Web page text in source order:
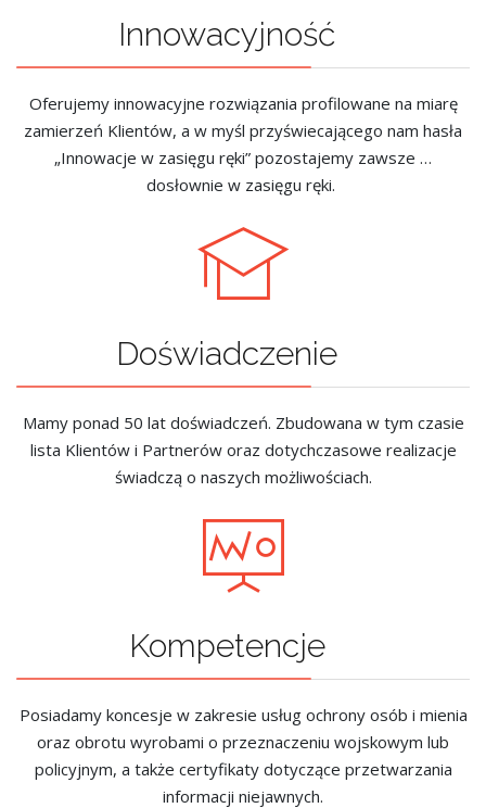
Innowacyjność
Oferujemy innowacyjne rozwiązania profilowane na miarę
zamierzeń Klientów, a w myśl przyświecającego nam hasła
„Innowacje w zasięgu ręki” pozostajemy zawsze …
dosłownie w zasięgu ręki.
Doświadczenie
Mamy ponad 50 lat doświadczeń. Zbudowana w tym czasie
lista Klientów i Partnerów oraz dotychczasowe realizacje
świadczą o naszych możliwościach.
Kompetencje
Posiadamy koncesje w zakresie usług ochrony osób i mienia
oraz obrotu wyrobami o przeznaczeniu wojskowym lub
policyjnym, a także certyfikaty dotyczące przetwarzania
informacji niejawnych.